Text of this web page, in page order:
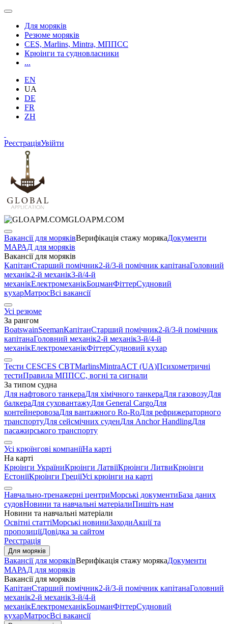
Для моряків
Резюме моряків
CES, Marlins, Mintra, МППСС
Крюінги та судновласники
...
EN
UA
DE
FR
ZH
РеєстраціяУвійти
GLOAPM.COM
Вакансії для моряківВерифікація стажу морякаДокументи
МАРАД для моряків
Вакансії для моряків
КапітанСтарший помічник2-й/3-й помічник капітанаГоловний
механік2-й механік3-й/4-й
механікЕлектромеханікБоцманФіттерСудновий
кухарМатросВсі вакансії
Усі резюме
За рангом
BoatswainSeemanКапітанСтарший помічник2-й/3-й помічник
капітанаГоловний механік2-й механік3-й/4-й
механікЕлектромеханікФіттерСудновий кухар
Тести CESCES CBTMarlinsMintraACT (UA)Психометричні
тестиПравила МППСС, вогні та сигнали
За типом судна
Для нафтового танкераДля хімічного танкераДля газовозуДля
балкераДля суховантажуДля General CargoДля
контейнеровозаДля вантажного Ro-RoДля рефрижераторного
транспортуДля сейсмічних суденДля Anchor HandlingДля
пасажирського транспорту
Усі крюїнгові компаніїНа карті
На карті
Крюінги УкраїниКрюінги ЛатвіїКрюінги ЛитвиКрюінги
ЕстоніїКрюінги ГреціїУсі крюінги на карті
Навчально-тренажерні центриМорські документиБаза даних
судовНовини та навчальні матеріалиПишіть нам
Новини та навчальні матеріали
Освітні статтіМорські новиниЗаходиАкції та
пропозиціїДовідка за сайтом
Реєстрація
Для моряків
Вакансії для моряківВерифікація стажу морякаДокументи
МАРАД для моряків
Вакансії для моряків
КапітанСтарший помічник2-й/3-й помічник капітанаГоловний
механік2-й механік3-й/4-й
механікЕлектромеханікБоцманФіттерСудновий
кухарМатросВсі вакансії